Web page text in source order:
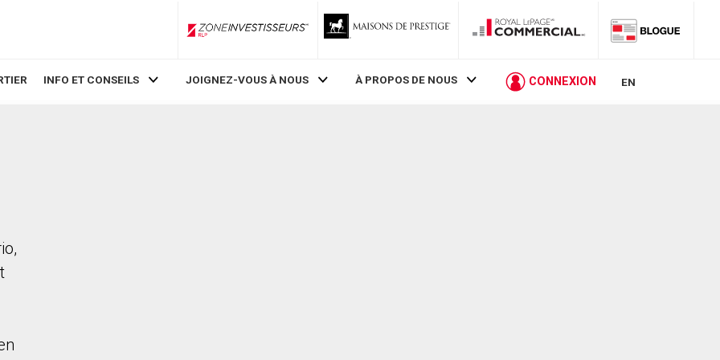
ZoneInvestisseurs RLP
INFO ET CONSEILS JOIGNEZ-VOUS À NOUS À PROPOS DE NOUS CONNEXION EN